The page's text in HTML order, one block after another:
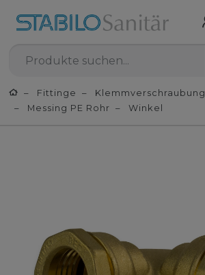
Fittinge
Klemmverschraubung
Messing PE Rohr
Winkel